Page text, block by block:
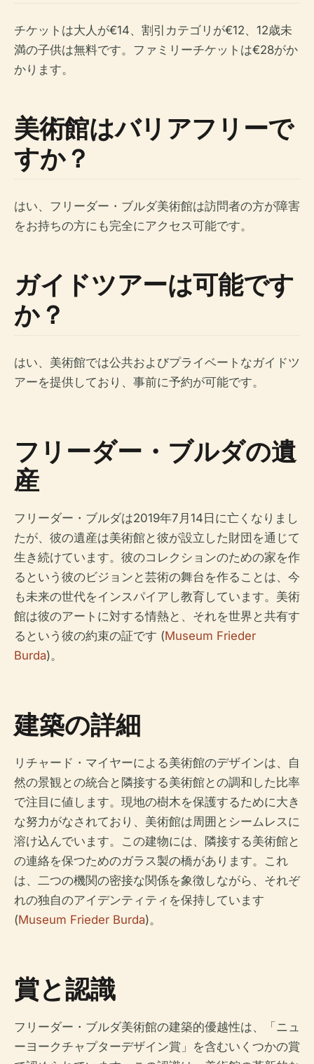
チケットは大人が€14、割引カテゴリが€12、12歳未
満の子供は無料です。ファミリーチケットは€28がか
かります。
美術館はバリアフリーで
すか？
はい、フリーダー・ブルダ美術館は訪問者の方が障害
をお持ちの方にも完全にアクセス可能です。
ガイドツアーは可能です
か？
はい、美術館では公共およびプライベートなガイドツ
アーを提供しており、事前に予約が可能です。
フリーダー・ブルダの遺
産
フリーダー・ブルダは2019年7月14日に亡くなりまし
たが、彼の遺産は美術館と彼が設立した財団を通じて
生き続けています。彼のコレクションのための家を作
るという彼のビジョンと芸術の舞台を作ることは、今
も未来の世代をインスパイアし教育しています。美術
館は彼のアートに対する情熱と、それを世界と共有す
るという彼の約束の証です (Museum Frieder
Burda)。
建築の詳細
リチャード・マイヤーによる美術館のデザインは、自
然の景観との統合と隣接する美術館との調和した比率
で注目に値します。現地の樹木を保護するために大き
な努力がなされており、美術館は周囲とシームレスに
溶け込んでいます。この建物には、隣接する美術館と
の連絡を保つためのガラス製の橋があります。これ
は、二つの機関の密接な関係を象徴しながら、それぞ
れの独自のアイデンティティを保持しています
(Museum Frieder Burda)。
賞と認識
フリーダー・ブルダ美術館の建築的優越性は、「ニュ
ーヨークチャプターデザイン賞」を含むいくつかの賞